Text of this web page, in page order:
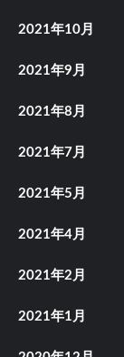
2021年10月
2021年9月
2021年8月
2021年7月
2021年5月
2021年4月
2021年2月
2021年1月